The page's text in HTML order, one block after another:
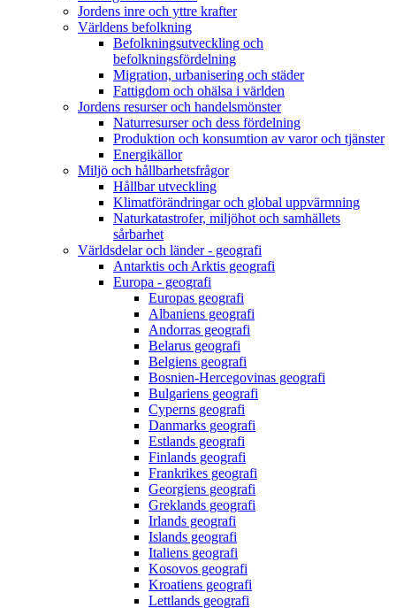
Jordens inre och yttre krafter
Världens befolkning
Befolkningsutveckling och
befolkningsfördelning
Migration, urbanisering och städer
Fattigdom och ohälsa i världen
Jordens resurser och handelsmönster
Naturresurser och dess fördelning
Produktion och konsumtion av varor och tjänster
Energikällor
Miljö och hållbarhetsfrågor
Hållbar utveckling
Klimatförändringar och global uppvärmning
Naturkatastrofer, miljöhot och samhällets
sårbarhet
Världsdelar och länder - geografi
Antarktis och Arktis geografi
Europa - geografi
Europas geografi
Albaniens geografi
Andorras geografi
Belarus geografi
Belgiens geografi
Bosnien-Hercegovinas geografi
Bulgariens geografi
Cyperns geografi
Danmarks geografi
Estlands geografi
Finlands geografi
Frankrikes geografi
Georgiens geografi
Greklands geografi
Irlands geografi
Islands geografi
Italiens geografi
Kosovos geografi
Kroatiens geografi
Lettlands geografi